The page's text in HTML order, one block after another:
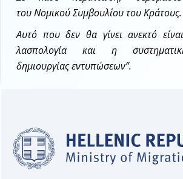
του Νομικού Συμβουλίου του Κράτους.
Αυτό που δεν θα γίνει ανεκτό
λασπολογία και η
δημιουργίας εντυπώσεων”.